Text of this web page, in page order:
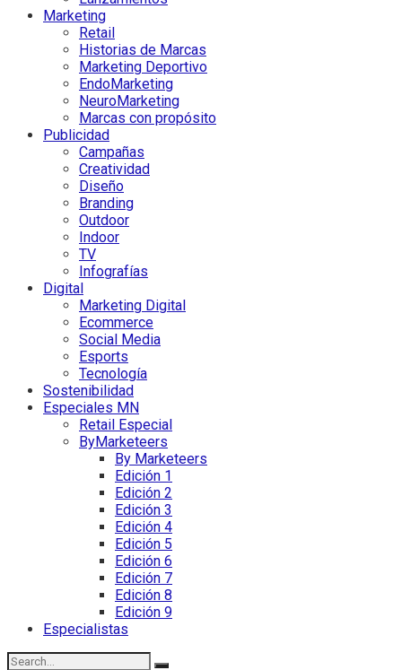
Marketing
Retail
Historias de Marcas
Marketing Deportivo
EndoMarketing
NeuroMarketing
Marcas con propósito
Publicidad
Campañas
Creatividad
Diseño
Branding
Outdoor
Indoor
TV
Infografías
Digital
Marketing Digital
Ecommerce
Social Media
Esports
Tecnología
Sostenibilidad
Especiales MN
Retail Especial
ByMarketeers
By Marketeers
Edición 1
Edición 2
Edición 3
Edición 4
Edición 5
Edición 6
Edición 7
Edición 8
Edición 9
Especialistas